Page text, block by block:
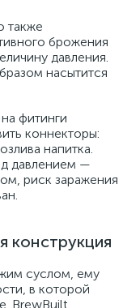
также
брожения
давления.
насытится
фитинги
коннекторы:
напитка.
давлением —
риск заражения
конструкция
суслом, ему
в которой
BrewBuilt